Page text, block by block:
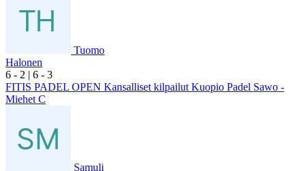
Tuomo
Halonen
6 - 2 | 6 - 3
FITIS PADEL OPEN Kansalliset kilpailut Kuopio Padel Sawo -
Miehet C
Samuli